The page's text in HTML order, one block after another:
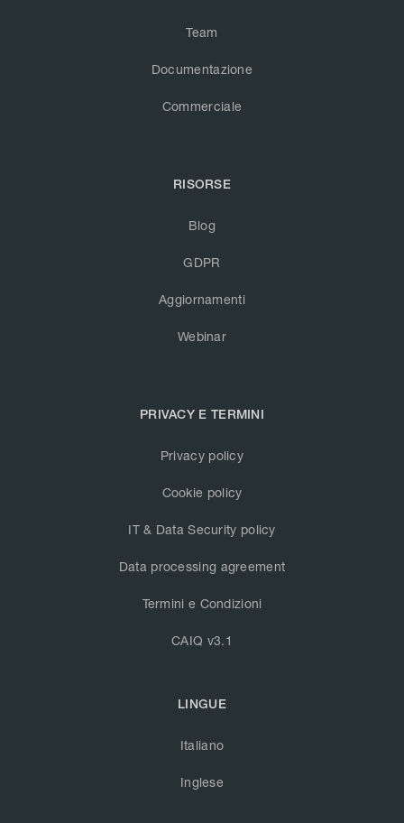
Team
Documentazione
Commerciale
RISORSE
Blog
GDPR
Aggiornamenti
Webinar
PRIVACY E TERMINI
Privacy policy
Cookie policy
IT & Data Security policy
Data processing agreement
Termini e Condizioni
CAIQ v3.1
LINGUE
Italiano
Inglese